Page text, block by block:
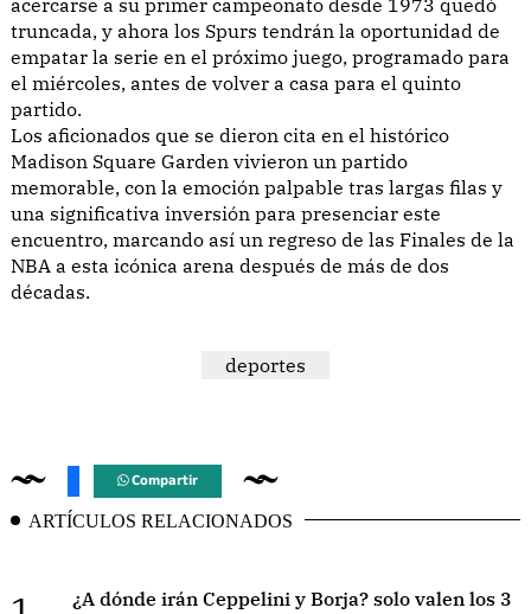
truncada, y ahora los Spurs tendrán la oportunidad de
empatar la serie en el próximo juego, programado para
el miércoles, antes de volver a casa para el quinto
partido.
Los aficionados que se dieron cita en el histórico
Madison Square Garden vivieron un partido
memorable, con la emoción palpable tras largas filas y
una significativa inversión para presenciar este
encuentro, marcando así un regreso de las Finales de la
NBA a esta icónica arena después de más de dos
décadas.
deportes
Compartir
ARTÍCULOS RELACIONADOS
¿A dónde irán Ceppelini y Borja? solo valen los 3